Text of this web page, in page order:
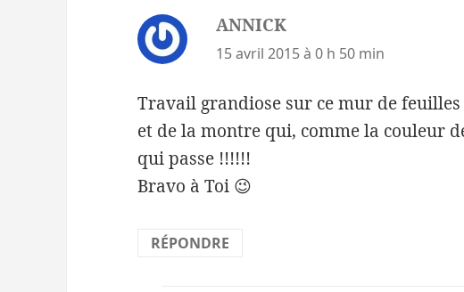
ANNICK
15 avril 2015 à 0 h 50 min
Travail grandiose sur ce mur de
et de la montre qui, comme la couleur
qui passe !!!!!!
Bravo à Toi 😉
RÉPONDRE